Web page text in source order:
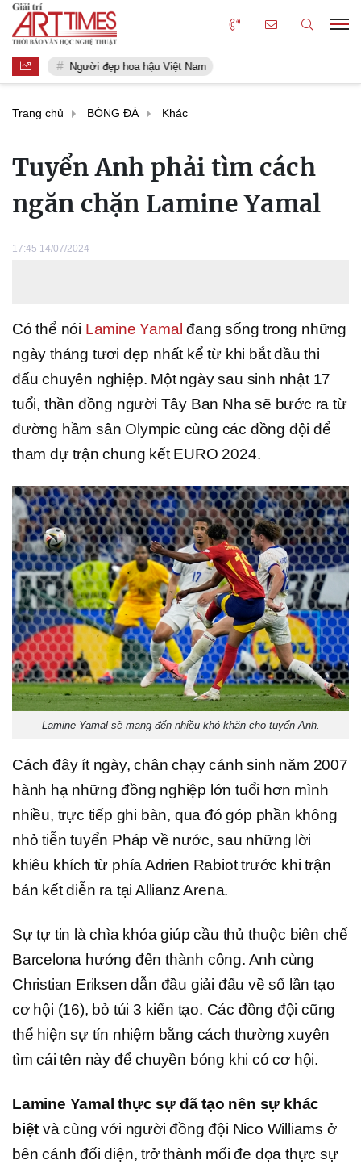
Người đẹp hoa hậu Việt Nam
Trang chủ BÓNG ĐÁ Khác
Tuyển Anh phải tìm cách
ngăn chặn Lamine Yamal
17:45 14/07/2024
Có thể nói Lamine Yamal đang sống trong những
ngày tháng tươi đẹp nhất kể từ khi bắt đầu thi
đấu chuyên nghiệp. Một ngày sau sinh nhật 17
tuổi, thần đồng người Tây Ban Nha sẽ bước ra từ
đường hầm sân Olympic cùng các đồng đội để
tham dự trận chung kết EURO 2024.
Lamine Yamal sẽ mang đến nhiều khó khăn cho tuyển Anh.
Cách đây ít ngày, chân chạy cánh sinh năm 2007
hành hạ những đồng nghiệp lớn tuổi hơn mình
nhiều, trực tiếp ghi bàn, qua đó góp phần không
nhỏ tiễn tuyển Pháp về nước, sau những lời
khiêu khích từ phía Adrien Rabiot trước khi trận
bán kết diễn ra tại Allianz Arena.
Sự tự tin là chìa khóa giúp cầu thủ thuộc biên chế
Barcelona hướng đến thành công. Anh cùng
Christian Eriksen dẫn đầu giải đấu về số lần tạo
cơ hội (16), bỏ túi 3 kiến tạo. Các đồng đội cũng
thể hiện sự tín nhiệm bằng cách thường xuyên
tìm cái tên này để chuyền bóng khi có cơ hội.
Lamine Yamal thực sự đã tạo nên sự khác
biệt và cùng với người đồng đội Nico Williams ở
bên cánh đối diện, trở thành mối đe dọa thực sự